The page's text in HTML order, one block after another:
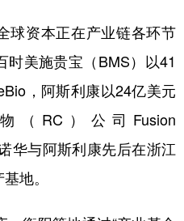
资本正在产业链各环节
时美施贵宝（BMS）以41
，阿斯利康以24亿美元
（RC）公司Fusion
华与阿斯利康先后在浙江
地。